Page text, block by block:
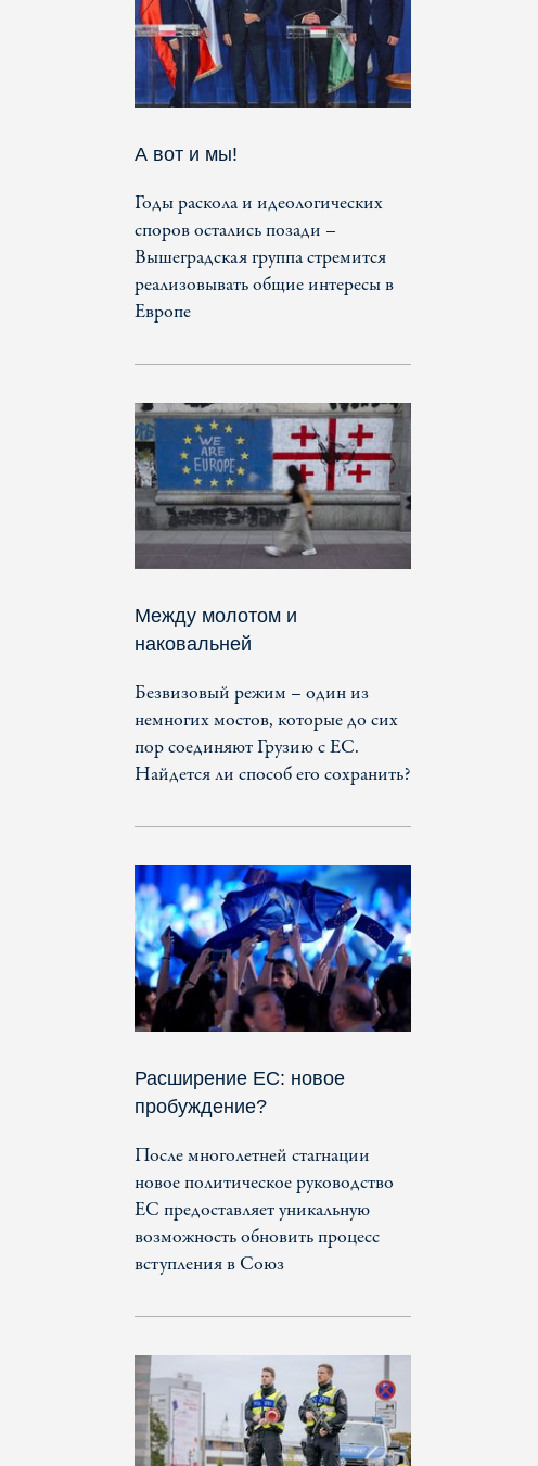
А вот и мы!
Годы раскола и идеологических
споров остались позади –
Вышеградская группа стремится
реализовывать общие интересы в
Европе
Между молотом и
наковальней
Безвизовый режим – один из
немногих мостов, которые до сих
пор соединяют Грузию с ЕС.
Найдется ли способ его сохранить?
Расширение ЕС: новое
пробуждение?
После многолетней стагнации
новое политическое руководство
ЕС предоставляет уникальную
возможность обновить процесс
вступления в Союз